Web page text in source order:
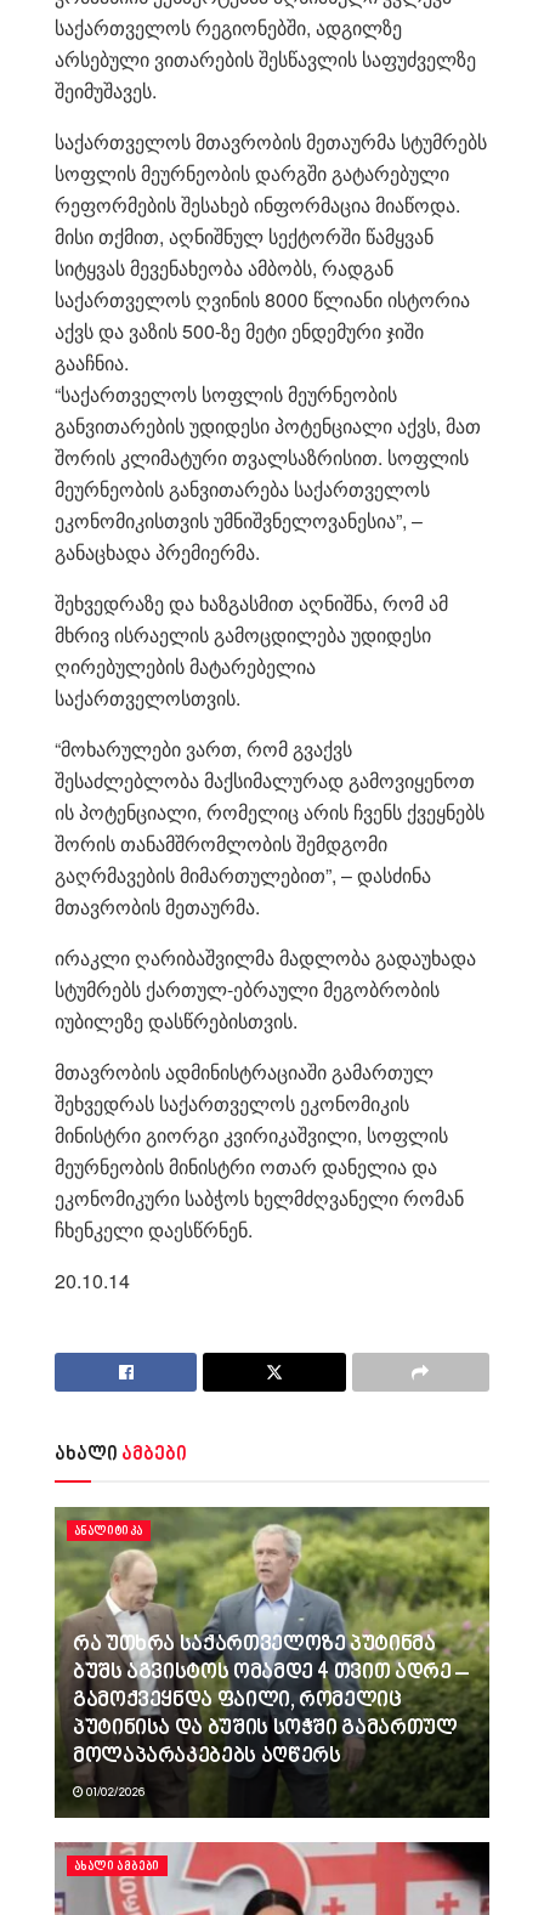
საქართველოს რეგიონებში, ადგილზე
არსებული ვითარების შესწავლის საფუძველზე
შეიმუშავეს.
საქართველოს მთავრობის მეთაურმა სტუმრებს
სოფლის მეურნეობის დარგში გატარებული
რეფორმების შესახებ ინფორმაცია მიაწოდა.
მისი თქმით, აღნიშნულ სექტორში წამყვან
სიტყვას მევენახეობა ამბობს, რადგან
საქართველოს ღვინის 8000 წლიანი ისტორია
აქვს და ვაზის 500-ზე მეტი ენდემური ჯიში
გააჩნია.
“საქართველოს სოფლის მეურნეობის
განვითარების უდიდესი პოტენციალი აქვს, მათ
შორის კლიმატური თვალსაზრისით. სოფლის
მეურნეობის განვითარება საქართველოს
ეკონომიკისთვის უმნიშვნელოვანესია”, –
განაცხადა პრემიერმა.
შეხვედრაზე და ხაზგასმით აღნიშნა, რომ ამ
მხრივ ისრაელის გამოცდილება უდიდესი
ღირებულების მატარებელია
საქართველოსთვის.
“მოხარულები ვართ, რომ გვაქვს
შესაძლებლობა მაქსიმალურად გამოვიყენოთ
ის პოტენციალი, რომელიც არის ჩვენს ქვეყნებს
შორის თანამშრომლობის შემდგომი
გაღრმავების მიმართულებით”, – დასძინა
მთავრობის მეთაურმა.
ირაკლი ღარიბაშვილმა მადლობა გადაუხადა
სტუმრებს ქართულ-ებრაული მეგობრობის
იუბილეზე დასწრებისთვის.
მთავრობის ადმინისტრაციაში გამართულ
შეხვედრას საქართველოს ეკონომიკის
მინისტრი გიორგი კვირიკაშვილი, სოფლის
მეურნეობის მინისტრი ოთარ დანელია და
ეკონომიკური საბჭოს ხელმძღვანელი რომან
ჩხენკელი დაესწრნენ.
20.10.14
ახალი ამბები
ᲐᲜᲐᲚᲘᲢᲘᲙᲐ
რა უთხრა საქართველოზე პუტინმა
ბუშს აგვისტოს ომამდე 4 თვით ადრე –
გამოქვეყნდა ფაილი, რომელიც
პუტინისა და ბუშის სოჭში გამართულ
მოლაპარაკებებს აღწერს
01/02/2026
ᲐᲮᲐᲚᲘ ᲐᲛᲑᲔᲑᲘ